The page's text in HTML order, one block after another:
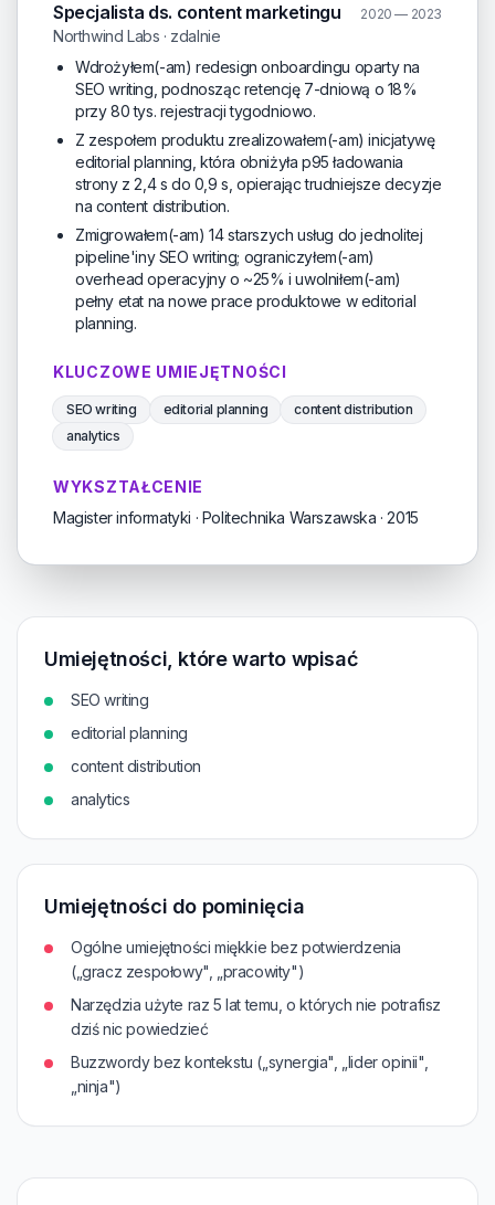
Specjalista ds. content marketingu 2020 — 2023
Northwind Labs · zdalnie
Wdrożyłem(-am) redesign onboardingu oparty na
SEO writing, podnosząc retencję 7-dniową o 18%
przy 80 tys. rejestracji tygodniowo.
Z zespołem produktu zrealizowałem(-am) inicjatywę
editorial planning, która obniżyła p95 ładowania
strony z 2,4 s do 0,9 s, opierając trudniejsze decyzje
na content distribution.
Zmigrowałem(-am) 14 starszych usług do jednolitej
pipeline'iny SEO writing; ograniczyłem(-am)
overhead operacyjny o ~25% i uwolniłem(-am)
pełny etat na nowe prace produktowe w editorial
planning.
KLUCZOWE UMIEJĘTNOŚCI
SEO writing editorial planning
content distribution
analytics
WYKSZTAŁCENIE
Magister informatyki · Politechnika Warszawska · 2015
Umiejętności, które warto wpisać
SEO writing
editorial planning
content distribution
analytics
Umiejętności do pominięcia
Ogólne umiejętności miękkie bez potwierdzenia
(„gracz zespołowy", „pracowity")
Narzędzia użyte raz 5 lat temu, o których nie potrafisz
dziś nic powiedzieć
Buzzwordy bez kontekstu („synergia", „lider opinii",
„ninja")